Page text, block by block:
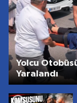
Yolcu
Yaralandı